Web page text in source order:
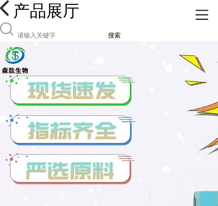
产品展厅
搜索